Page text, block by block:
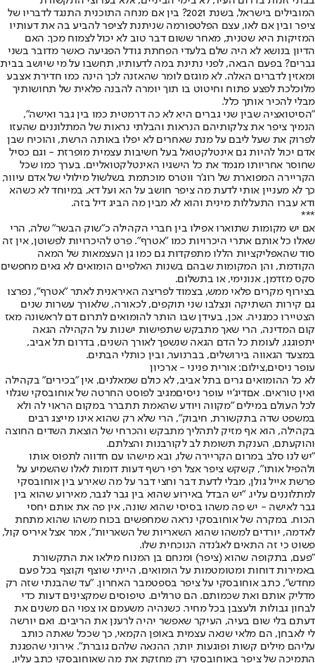
המובילים בישראל, בשנת 2021? בין אם מנחה התוכנית התנגד לדבריו של
ציפר ובין אם לאו, עצם הפלטפורמה שניתנת לציפר להביע בה את דעותיו
המזיקות היא שטנית, מאחר ששום דבר טוב לא יכול לצמוח מכך. האם
הדיון בנושא לא היה שלם בלעדי הפחתת גודל הפגיעה כאשר מדובר בשני
גברים? בפעם הבאה, לפני נתינת במה לדעותיו, תחשבו על מי שיושב בבית
ומאזין לדברים האלה. לא מוגזם לומר שהאזנה לכך הינה כמו חדירת אצבע
מלוכלכת לפצע פתוח וחיטוט בו תוך יומרה להבנה פלאית של תחושותיך
מבלי להכיר אותך כלל.
"הסיטואציה שבין שני גברים היא לא כה דרמטית כמו בין גבר ואישה",
הנמיך ציפר את צלקותיהם הנראות והבלתי נראות של המתלוננים שהעזו
לפרוק את שעל ליבם על מנת שאחרים לא יפלו באותה הרשת, והוכיח שבן
אדם יכול להיות גם אינטלקטואל בעל חשיבות עצמית מופרזת - וגם כסיל
שחוסר אחריותו מגמד את כל הישגיו האינטלקטואליים. בערך כמו שכל
הקריירה המפוארת של רוג'ר ווטרס מוכתמת בשלשול מילולי של אדם עיוור,
כך לא מעניין אותי לדעת מה ציפר חושב על הא ועל דא, במיוחד לא כשהא
ודא עברו התעללות מינית והוא לא מבין מה הביג דיל בזה.
***
אם יש מקומות שתוארו אפילו בין חברי הקהילה כ"שוק הבשר" שלה, הרי
שאלו כל אותם אתרי היכרויות כמו "אטרף". פרט להיכרויות לפשוטן, אין זה
סוד שהאפליקציות הללו מתפקדות גם כמו גן העצמאות של המאה
הקודמת, והן המקומות שבהם בשנות האלפיים הומואים לא גאים מחפשים
סקס מזדמן, אנונימי, או בתשלום.
בצירוף מקרים פלאי ממש, בצמוד לפריצה האיראנית לאתר "אטרף", נפרצו
גם קירות השתיקה ונצלבו שני תוקפים, לכאורה, שלאורך עשרות שנים
הצטיירו כמגניה. אכן, בעידן שבו הותר להומואים לתרום דם לראשונה מאז
קום המדינה, הרי שאך מתבקש שתפישות ישנות על הקהילה הגאה
יתפוגגו, לעומת כל הדם הגאה שנשפך לאורך השנים, בדרום תל אביב,
במצעד הגאווה בירושלים, בברנוער, ובין כותלי הבתים.
עופר ניסים,צילום: אורית פניני - ארכיון
לא כל ההומואים גרים בתל אביב, לא כולם שמאלנים, אין "בכירים" בקהילה
ואין טוראים. אםדיג'יי עופר ניסיםמגיב לפוסט החרטה של אוחובסקי שגלוי
לכל העולם במילים "מקווה ויודע שהאמת תתברר במקום הראוי לה ולא
במשפט שדה בתקשורת, חיבוק", הרי שלא רק שהוא אינו מייצג רבים
בקהילה, הוא אף מזיק לתהליך מתבקש והכרחי של הוצאת השדים החוצה
והוקעתם, הענקת תשומת לב לקורבנות והצלתם.
"יש לנו סלב במרום הקריירה שלו, ובא מישהו עם חדווה לתפוס אותו
ולהפיל אותו", קשקש ציפר אצל רפי רשף דעות דומות לאלו שהשמיע על
פרשת אייל גולן, מבלי לדעת דבר וחצי דבר על מה שאירע בין אוחובסקי
למתלוננים עליו. "יש הבדל באירוע שהוא בין גבר לגבר, מאירוע שהוא בין
גבר לאישה - יש פה משהו בסיסי שהוא שונה, אין פה את אותם יחסי
הכוח. במקרה של אוחובסקי נראה שמחפשים בכוח משהו שהוא מתחת
לאדמה, יורדים למשהו שהוא השאריות של השאריות", אמר אצל איריס קול,
פשוט כי זה התאים לאג'נדה הנוכחית שלו.
"פעם, בתקופה שהוא (ציפר) ומנחם בן המנוח מילאו את התקשורת
באמירות דוחות ומטומטמות על הומואים, הייתי שוצף וקוצף בכל פעם
מחדש", כתב אוחובסקי על ציפר בספטמבר האחרון. "עד שהבנתי שזה רק
מדליק אותם ואת שכמותם. הם טרולים. טיפוסים שמקצינים דעות כדי
לבחון גבולות ולעצבן בכל מחיר. כשנהיה משעמם או צפוי הם משנים את
דעתם בלי שום בעיה, העיקר שאפשר יהיה לרענן את הריבים. ואם יורשה
לי לאבחן, הם מלאי שנאה עצמית באופן הקמאי, כך שככל שאתה כותב
עליהם מילים קשות ופוגעות יותר, ההנאה שלהם גוברת". אירוני שהפגנת
התמיכה של ציפר באוחובסקי רק מחזקת את מה שאוחובסקי כתב עליו,